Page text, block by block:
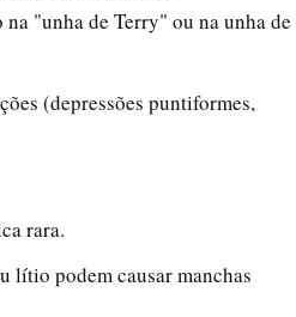
"unha de Terry" ou na unha de
(depressões puntiformes,
rara.
lítio podem causar manchas